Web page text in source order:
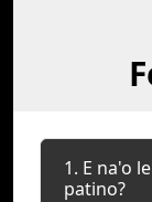
1. E na'o
patino?